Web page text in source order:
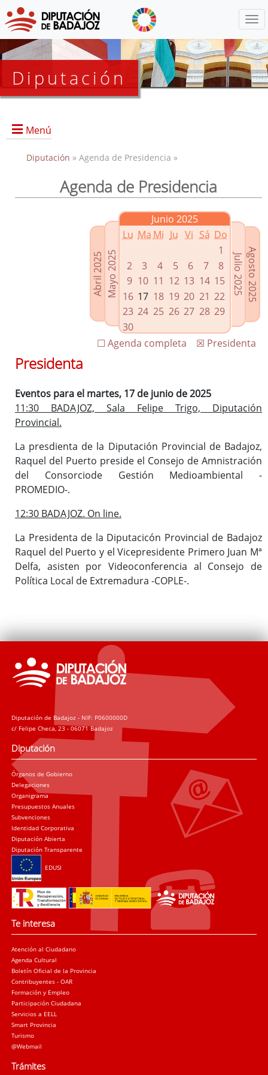
Diputación
Menú
Presidencia
Enlaces relacionados
Agenda de Presidencia
Plenos provinciales y Juntas de gobierno
Oficina de Proyectos Europeos
Diputación » Agenda de Presidencia »
Agenda de Presidencia
Abril 2025Mayo 2025
Junio 2025
Lu Ma Mi Ju Vi Sá Do
1
2
3 4 5 6 7
8
9 10 11 12 13 14 15
16 17 18 19 20 21 22
23 24 25 26 27 28 29
30
Agosto 2025
Julio 2025
☒ Presidenta
☐ Agenda completa
Presidenta
Eventos para el martes, 17 de junio de 2025
11:30 BADAJOZ, Sala Felipe Trigo, Diputación
Provincial.
La presdienta de la Diputación Provincial de Badajoz,
Raquel del Puerto preside el Consejo de Amnistración
del Consorciode Gestión Medioambiental -
PROMEDIO-.
12:30 BADAJOZ. On line.
La Presidenta de la Diputacicón Provincial de Badajoz
Raquel del Puerto y el Vicepresidente Primero Juan Mª
Delfa, asisten por Videoconferencia al Consejo de
Política Local de Extremadura -COPLE-.
Diputación de Badajoz - NIF: P0600000D
c/ Felipe Checa, 23 - 06071 Badajoz
Diputación
Órganos de Gobierno
Delegaciones
Organigrama
Presupuestos Anuales
Subvenciones
Identidad Corporativa
Diputación Abierta
Diputación Transparente
EDUSI
Te interesa
Atención al Ciudadano
Agenda Cultural
Boletín Oficial de la Provincia
Contribuyentes - OAR
Formación y Empleo
Participación Ciudadana
Servicios a EELL
Smart Provincia
Turismo
@Webmail
Trámites